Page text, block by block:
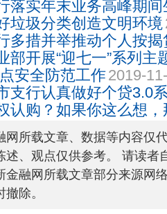
落实年末业务高峰期
垃圾分类创造文明环境
多措并举推动个人按
部开展“迎七一”系列主
安全防范工作2019-
支行认真做好个贷3.0
认购？如果你这么想
12-10
网所载文章、数据等内容仅
述、观点仅供参考。 请读者
金融网所载文章部分来源网
除。